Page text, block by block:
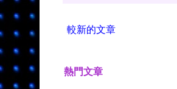
較新的文章
熱門文章